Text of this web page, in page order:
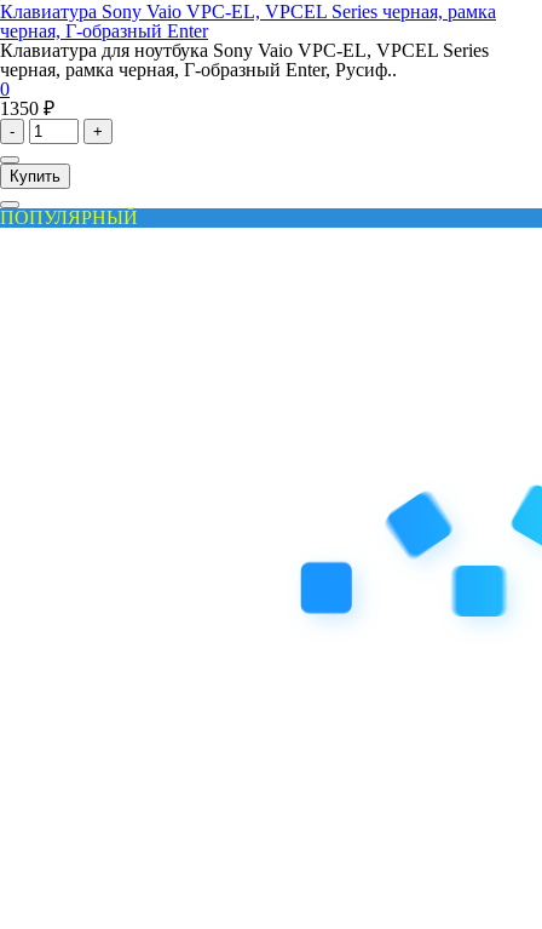
Клавиатура Sony Vaio VPC-EL, VPCEL Series черная, рамка
черная, Г-образный Enter
Клавиатура для ноутбука Sony Vaio VPC-EL, VPCEL Series
черная, рамка черная, Г-образный Enter, Русиф..
0
1350 ₽
- +
Купить
ПОПУЛЯРНЫЙ